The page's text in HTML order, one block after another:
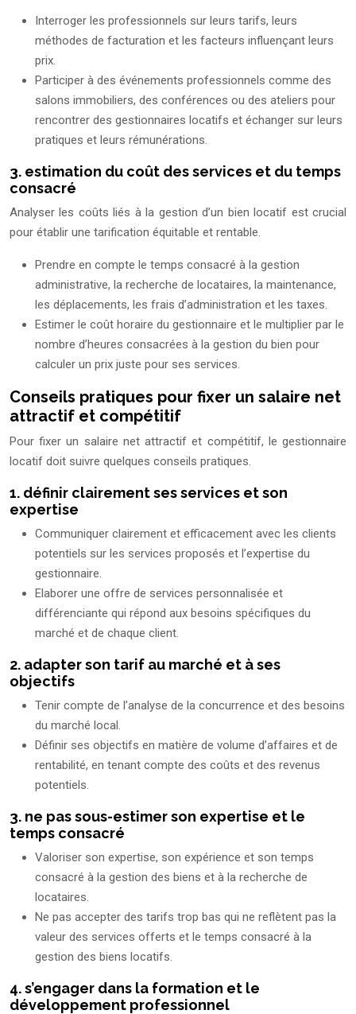
Interroger les professionnels sur leurs tarifs, leurs
méthodes de facturation et les facteurs influençant leurs
prix.
Participer à des événements professionnels comme des
salons immobiliers, des conférences ou des ateliers pour
rencontrer des gestionnaires locatifs et échanger sur leurs
pratiques et leurs rémunérations.
3. estimation du coût des services et du temps
consacré
Analyser les coûts liés à la gestion d’un bien locatif est crucial
pour établir une tarification équitable et rentable.
Prendre en compte le temps consacré à la gestion
administrative, la recherche de locataires, la maintenance,
les déplacements, les frais d’administration et les taxes.
Estimer le coût horaire du gestionnaire et le multiplier par le
nombre d’heures consacrées à la gestion du bien pour
calculer un prix juste pour ses services.
Conseils pratiques pour fixer un salaire net
attractif et compétitif
Pour fixer un salaire net attractif et compétitif, le gestionnaire
locatif doit suivre quelques conseils pratiques.
1. définir clairement ses services et son
expertise
Communiquer clairement et efficacement avec les clients
potentiels sur les services proposés et l’expertise du
gestionnaire.
Elaborer une offre de services personnalisée et
différenciante qui répond aux besoins spécifiques du
marché et de chaque client.
2. adapter son tarif au marché et à ses
objectifs
Tenir compte de l’analyse de la concurrence et des besoins
du marché local.
Définir ses objectifs en matière de volume d’affaires et de
rentabilité, en tenant compte des coûts et des revenus
potentiels.
3. ne pas sous-estimer son expertise et le
temps consacré
Valoriser son expertise, son expérience et son temps
consacré à la gestion des biens et à la recherche de
locataires.
Ne pas accepter des tarifs trop bas qui ne reflètent pas la
valeur des services offerts et le temps consacré à la
gestion des biens locatifs.
4. s’engager dans la formation et le
développement professionnel